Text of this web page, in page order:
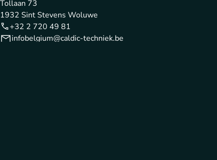
Tollaan 73
1932 Sint Stevens Woluwe
+32 2 720 49 81
infobelgium@caldic-techniek.be